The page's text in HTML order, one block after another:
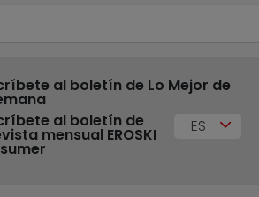
al boletín de Lo Mejor de
al boletín de
mensual EROSKI ES